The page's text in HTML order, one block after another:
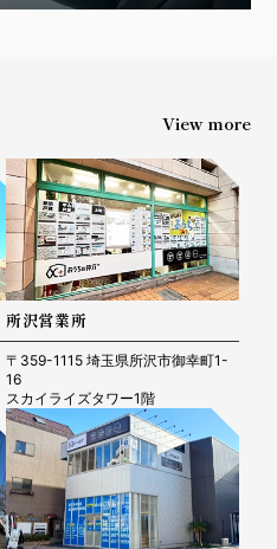
View more
所沢営業所
〒359-1115 埼玉県所沢市御幸町1-
16
スカイライズタワー1階